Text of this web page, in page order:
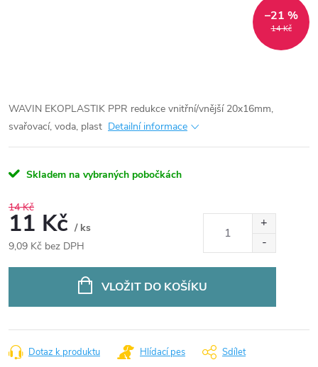
14 Kč
–21 %
WAVIN EKOPLASTIK PPR redukce vnitřní/vnější 20x16mm,
svařovací, voda, plast Detailní informace
Skladem na vybraných pobočkách
14 Kč
11 Kč / ks
9,09 Kč bez DPH
VLOŽIT DO KOŠÍKU
Dotaz k produktu Hlídací pes Sdílet